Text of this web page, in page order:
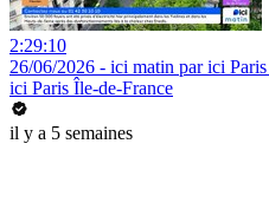
2:29:10
26/06/2026 - ici matin par ici
ici Paris Île-de-France
il y a 5 semaines